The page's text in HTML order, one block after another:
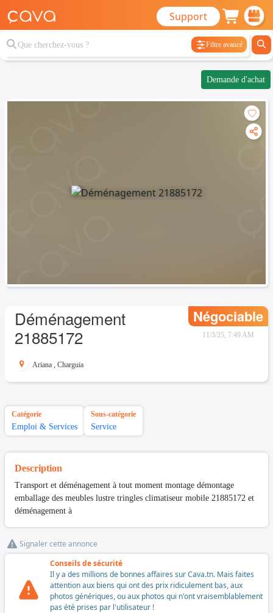
Support
Filtre avancé
Demande d'achat
Déménagement
21885172
Négociable
11/3/25, 7:49 AM
Ariana , Charguia
Catégorie
Emploi & Services
Sous-catégorie
Service
Description
Transport et déménagement à tout moment montage démontage
emballage des meubles lustre tringles climatiseur mobile 21885172 et
déménagement à
Signaler cette annonce
Conseils de sécurité
Il y a des millions de bonnes affaires sur Cava.tn. Mais faites
attention aux biens qui ont des prix ridiculement bas, aux
photos génériques, ou aux photos qui n'ont vraisemblablement
pas été prises par l'utilisateur !